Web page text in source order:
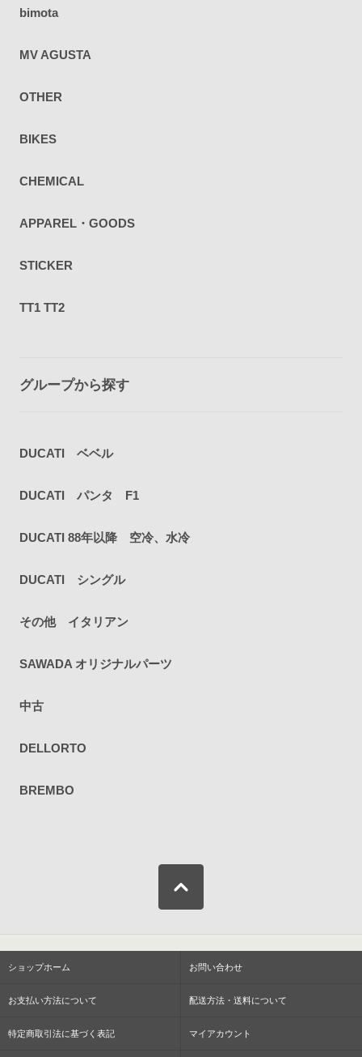
bimota
MV AGUSTA
OTHER
BIKES
CHEMICAL
APPAREL・GOODS
STICKER
TT1 TT2
グループから探す
DUCATI ベベル
DUCATI パンタ F1
DUCATI 88年以降 空冷、水冷
DUCATI シングル
その他 イタリアン
SAWADA オリジナルパーツ
中古
DELLORTO
BREMBO
ショップホーム お問い合わせ
お支払い方法について 配送方法・送料について
特定商取引法に基づく表記 マイアカウント